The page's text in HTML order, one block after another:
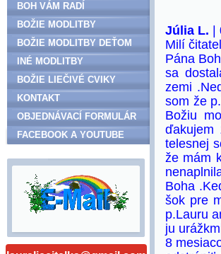
Júlia L.
Milí
Pána
sa
zemi
som že
Božiu
ďakujem
telesnej
že mám
Boha
šok pre
p.Lauru
ju
8
BOH VÁM RADÍ
BOŽIE MODLITBY
BOŽIE MODLITBY DEŤOM
INÉ MODLITBY
BOŽIE LIEČIVÉ CVIKY
KONTAKT
OBJEDNÁVACÍ FORMULÁR
FACEBOOK A YOUTUBE